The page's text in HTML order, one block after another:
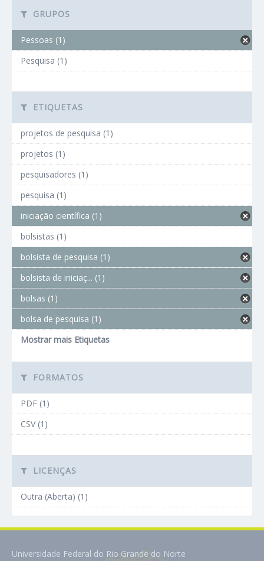
GRUPOS
Pessoas (1)
Pesquisa (1)
ETIQUETAS
projetos de pesquisa (1)
projetos (1)
pesquisadores (1)
pesquisa (1)
iniciação científica (1)
bolsistas (1)
bolsista de pesquisa (1)
bolsista de iniciaç... (1)
bolsas (1)
bolsa de pesquisa (1)
Mostrar mais Etiquetas
FORMATOS
PDF (1)
CSV (1)
LICENÇAS
Outra (Aberta) (1)
Universidade Federal do Rio Grande do Norte